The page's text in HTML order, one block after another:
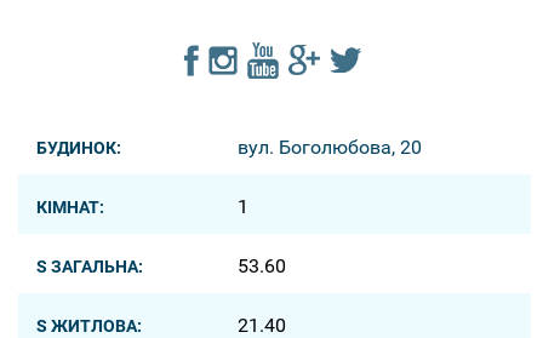
БУДИНОК: вул. Боголюбова, 20
КІМНАТ: 1
S ЗАГАЛЬНА: 53.60
S ЖИТЛОВА: 21.40